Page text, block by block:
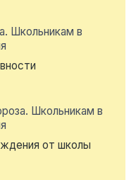
Школьникам в
Школьникам в
от школы